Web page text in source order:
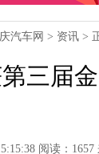
汽车网 > 资讯 >
三届
阅读：1657